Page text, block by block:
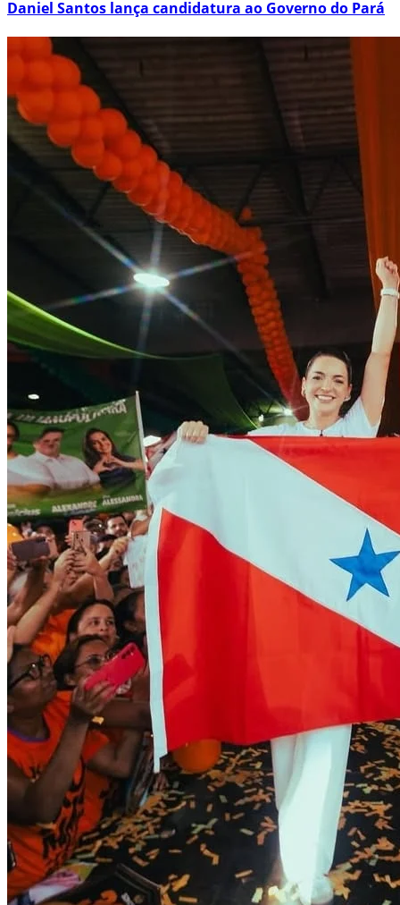
Daniel Santos lança candidatura ao Governo do Pará